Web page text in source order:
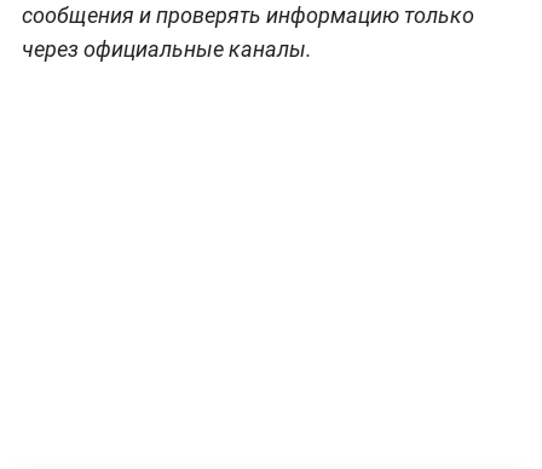
сообщения и проверять информацию только
через официальные каналы.